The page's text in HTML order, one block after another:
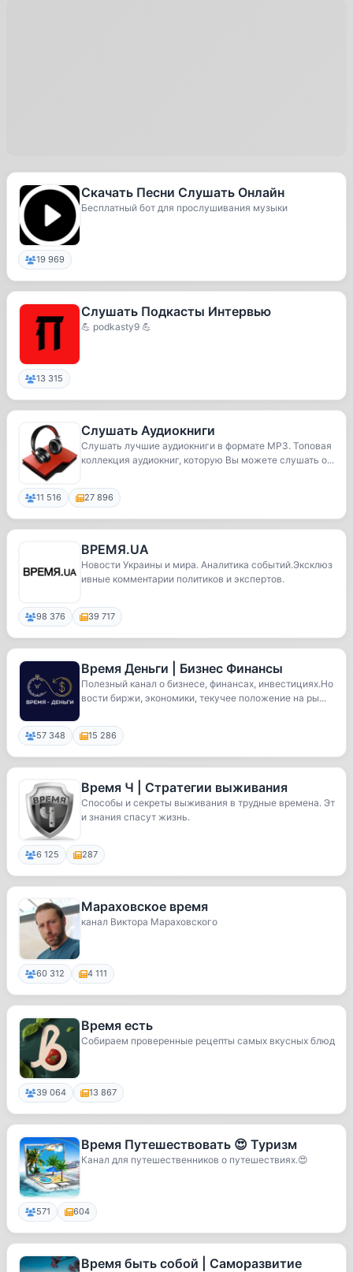
Скачать Песни Слушать Онлайн
Бесплатный бот для прослушивания музыки
19 969
Слушать Подкасты Интервью
💪 podkasty9 💪
13 315
Слушать Аудиокниги
Слушать лучшие аудиокниги в формате МР3. Топовая
коллекция аудиокниг, которую Вы можете слушать о...
11 516 27 896
ВРЕМЯ.UA
Новости Украины и мира. Аналитика событий.Эксклюз
ивные комментарии политиков и экспертов.
98 376 39 717
Время Деньги | Бизнес Финансы
Полезный канал о бизнесе, финансах, инвестициях.Но
вости биржи, экономики, текучее положение на ры...
57 348 15 286
Время Ч | Стратегии выживания
Способы и секреты выживания в трудные времена. Эт
и знания спасут жизнь.
6 125 287
Мараховское время
канал Виктора Мараховского
60 312 4 111
Время есть
Собираем проверенные рецепты самых вкусных блюд
39 064 13 867
Время Путешествовать 😍 Туризм
Канал для путешественников о путешествиях.😍
571 604
Время быть собой | Саморазвитие